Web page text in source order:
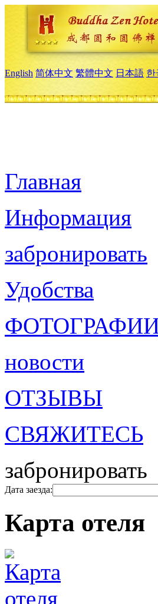
English 简体中文 繁體中文 日本語 한
Главная
Информация
забронировать
Удобства
новости
ОТЗЫВЫ
СВЯЖИТЕСЬ
забронировать
Дата заезда:
Карта отеля